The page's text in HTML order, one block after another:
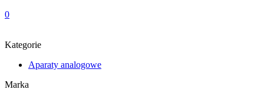
0
Kategorie
Aparaty analogowe
Marka